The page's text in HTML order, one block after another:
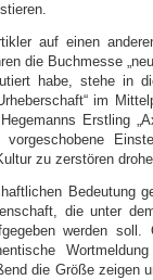
auf einen
die Buchmesse
habe, stehe in
im
Erstling
zu zerstören
Bedeutung
die unter
werden
die Größe zeigen